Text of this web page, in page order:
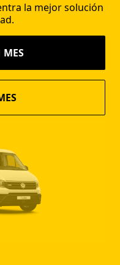
la mejor solución
MES